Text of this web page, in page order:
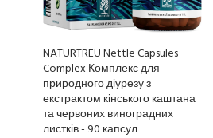
NATURTREU Nettle Capsules
Complex Комплекс для
природного діурезу з
екстрактом кінського каштана
та червоних виноградних
листків - 90 капсул